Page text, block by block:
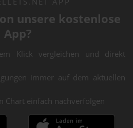
unsere kostenlose
App?
Klick vergleichen und direkt
immer auf dem aktuellen
Chart einfach nachverfolgen